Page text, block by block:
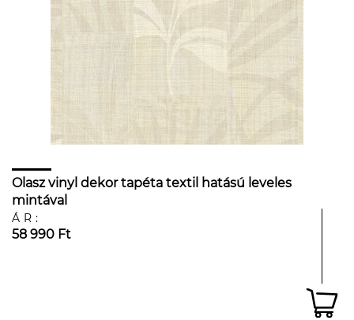
Olasz vinyl dekor tapéta textil hatású leveles
mintával
ÁR:
58 990 Ft